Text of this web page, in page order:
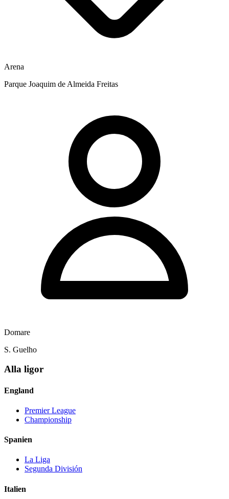
Arena
Parque Joaquim de Almeida Freitas
Domare
S. Guelho
Alla ligor
England
Premier League
Championship
Spanien
La Liga
Segunda División
Italien